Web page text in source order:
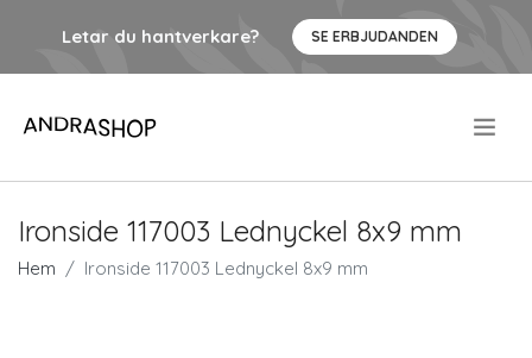
Letar du hantverkare? SE ERBJUDANDEN
Ironside 117003 Lednyckel 8x9 mm
Hem Ironside 117003 Lednyckel 8x9 mm